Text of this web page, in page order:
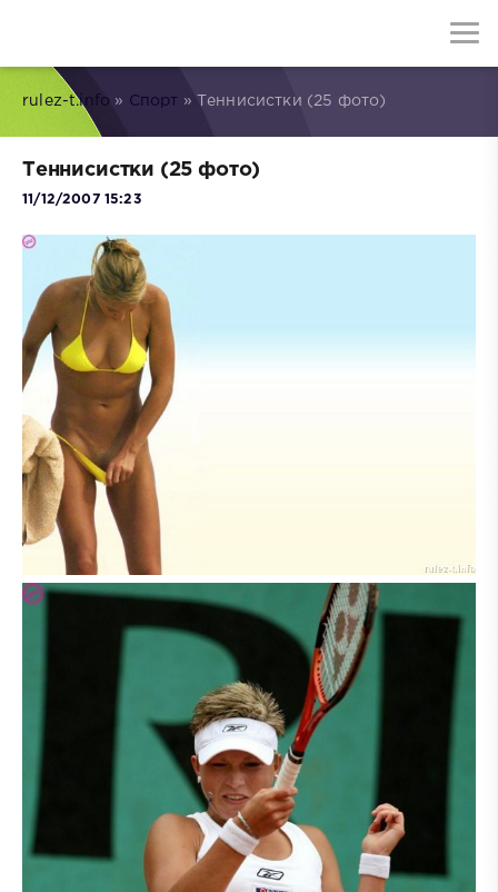
rulez-t.info » Спорт » Теннисистки (25 фото)
Теннисистки (25 фото)
11/12/2007 15:23